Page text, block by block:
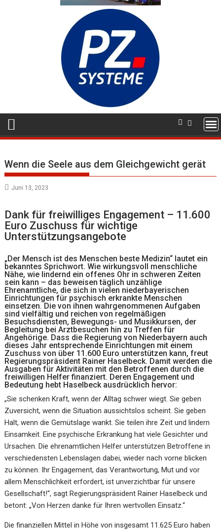
Wenn die Seele aus dem Gleichgewicht gerät
Juni 13, 2023
Dank für freiwilliges Engagement – 11.600
Euro Zuschuss für wichtige
Unterstützungsangebote
„Der Mensch ist des Menschen beste Medizin“ lautet ein
bekanntes Sprichwort. Wie wirkungsvoll menschliche
Nähe, wie lindernd ein offenes Ohr in schweren Zeiten
sein kann – das beweisen täglich unzählige
Ehrenamtliche, die sich in vielen niederbayerischen
Einrichtungen für psychisch erkrankte Menschen
einsetzen. Die von ihnen wahrgenommenen Aufgaben
sind vielfältig und reichen von regelmäßigen
Besuchsdiensten, Bewegungs- und Musikkursen, der
Begleitung bei Arztbesuchen hin zu Treffen für
Angehörige. Dass die Regierung von Niederbayern auch
dieses Jahr entsprechende Einrichtungen mit einem
Zuschuss von über 11.600 Euro unterstützen kann, freut
Regierungspräsident Rainer Haselbeck. Damit werden die
Ausgaben für Aktivitäten mit den Betroffenen durch die
freiwilligen Helfer finanziert. Deren Engagement und
Bedeutung hebt Haselbeck ausdrücklich hervor:
„Sie schenken Kraft, wenn der Alltag schwer wiegt. Sie geben
Zuversicht, wenn die Situation aussichtslos scheint. Sie geben
Halt, wenn die Gemütslage wankt. Sie teilen ihre Zeit und lindern
Einsamkeit. Eine psychische Erkrankung hat viele Gesichter und
Ursachen. Die ehrenamtlichen Helfer unterstützen Betroffene in
verschiedensten Lebenslagen dabei, wieder nach vorne blicken
zu können. Ihr Engagement, das Verantwortung, Mut und vor
allem Menschlichkeit erfordert, ist unverzichtbar für unsere
Gesellschaft!“, sagt Regierungspräsident Rainer Haselbeck und
betont: „Von Herzen danke für Ihren wertvollen Einsatz.“
Die finanziellen Mittel in Höhe von insgesamt 11.625 Euro haben